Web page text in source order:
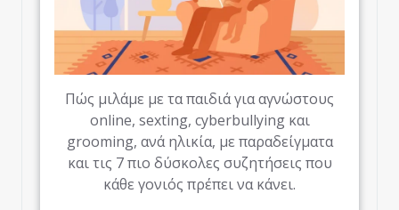
Πώς μιλάμε με τα παιδιά για αγνώστους
online, sexting, cyberbullying και
grooming, ανά ηλικία, με παραδείγματα
και τις 7 πιο δύσκολες συζητήσεις που
κάθε γονιός πρέπει να κάνει.